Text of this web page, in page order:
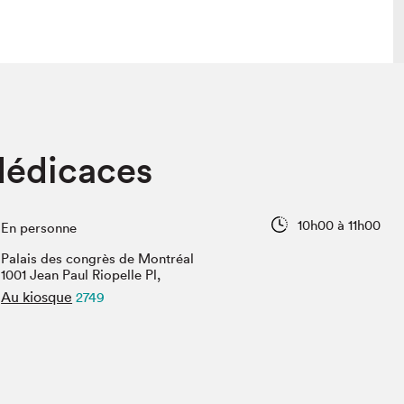
Vidéos et balados
En personne
10h00 à 11h00
Palais des congrès de Montréal
1001 Jean Paul Riopelle Pl,
Au kiosque 2749